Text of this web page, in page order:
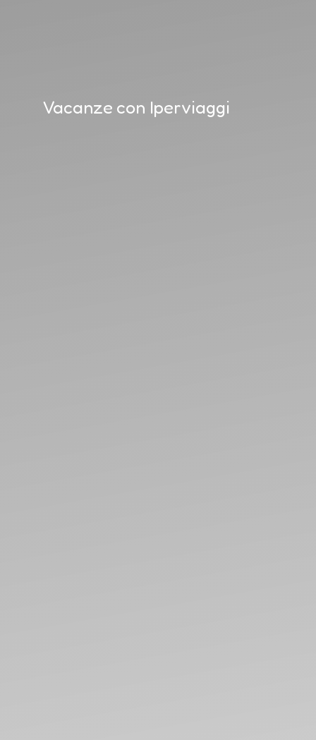
Vacanze con Iperviaggi